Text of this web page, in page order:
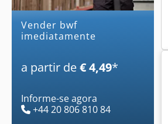
Vender bwf
imediatamente
a partir de€ 4,49*
Informe-se agora
+44 20 806 810 84
Max Fuji